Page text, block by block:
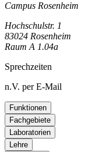
Campus Rosenheim
Hochschulstr. 1
83024 Rosenheim
Raum A 1.04a
Sprechzeiten
n.V. per E-Mail
Funktionen
Fachgebiete
Laboratorien
Lehre